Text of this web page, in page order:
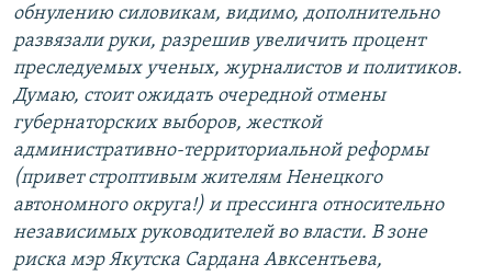
обнулению силовикам, видимо, дополнительно
развязали руки, разрешив увеличить процент
преследуемых ученых, журналистов и политиков.
Думаю, стоит ожидать очередной отмены
губернаторских выборов, жесткой
административно-территориальной реформы
(привет строптивым жителям Ненецкого
автономного округа!) и прессинга относительно
независимых руководителей во власти. В зоне
риска мэр Якутска Сардана Авксентьева,